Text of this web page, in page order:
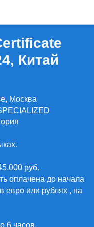
Китай
Москва
руб.
оплачена до начала
евро или рублях , на
6 часов.